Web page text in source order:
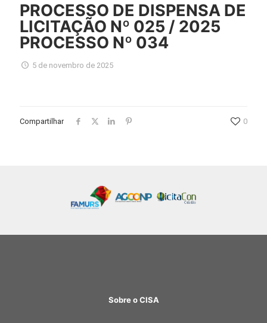
PROCESSO DE DISPENSA DE
LICITAÇÃO Nº 025 / 2025
PROCESSO Nº 034
5 de novembro de 2025
Compartilhar 0
Sobre o CISA